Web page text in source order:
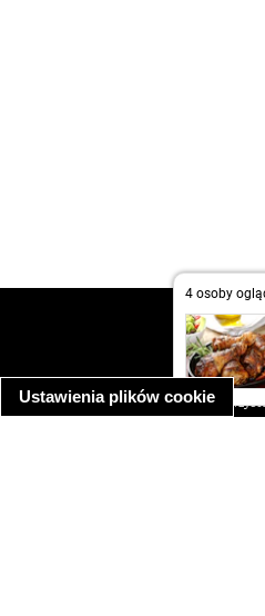
Ustawienia plików cookie
4 osoby
informacja o
informacja o